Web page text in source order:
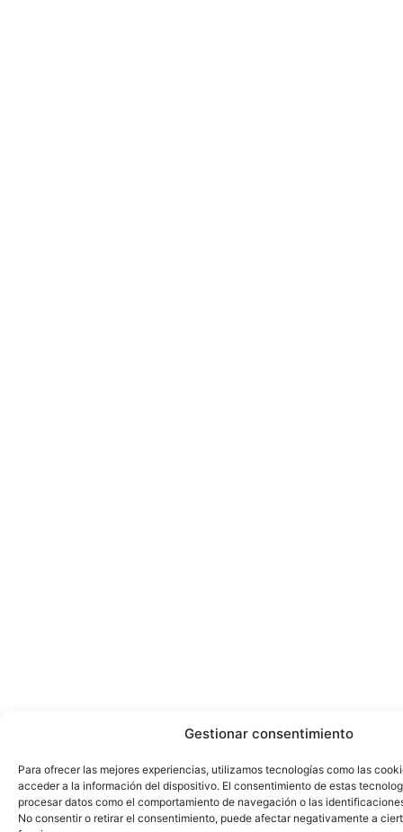
Gestionar consentimiento
Para ofrecer las mejores experiencias, utilizamos tecnologías como las
acceder a la información del dispositivo. El consentimiento de estas
procesar datos como el comportamiento de navegación o las
No consentir o retirar el consentimiento, puede afectar negativamente a